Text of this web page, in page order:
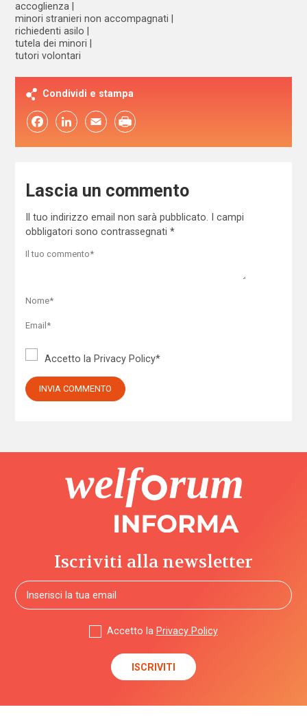
accoglienza
minori stranieri non accompagnati
richiedenti asilo
tutela dei minori
tutori volontari
Condividi e stampa
FacebookLinkedIn Email
Lascia un commento
Il tuo indirizzo email non sarà pubblicato.
I campi
obbligatori sono contrassegnati *
Accetto la Privacy Policy*
Iscriviti alla newsletter
Accetto la Privacy Policy